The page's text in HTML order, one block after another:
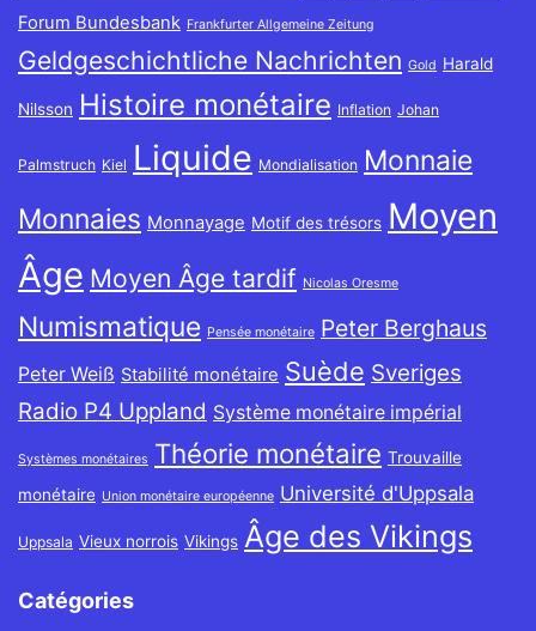
Forum Bundesbank Frankfurter Allgemeine Zeitung
Geldgeschichtliche Nachrichten Gold Harald
Nilsson Histoire monétaire Inflation Johan
Palmstruch Kiel Liquide Mondialisation Monnaie
Monnaies Monnayage Motif des trésors Moyen
Âge Moyen Âge tardif Nicolas Oresme
Numismatique Pensée monétaire Peter Berghaus
Peter Weiß Stabilité monétaire Suède Sveriges
Radio P4 Uppland Système monétaire impérial
Systèmes monétaires Théorie monétaire Trouvaille
monétaire Union monétaire européenne Université d'Uppsala
Uppsala Vieux norrois Vikings Âge des Vikings
Catégories